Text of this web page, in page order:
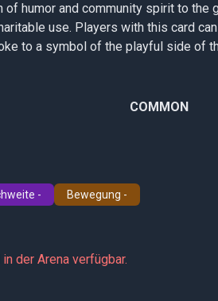
of humor and community spirit to the
use. Players with this card
to a symbol of the playful side of
COMMON
- Bewegung -
der Arena verfügbar.